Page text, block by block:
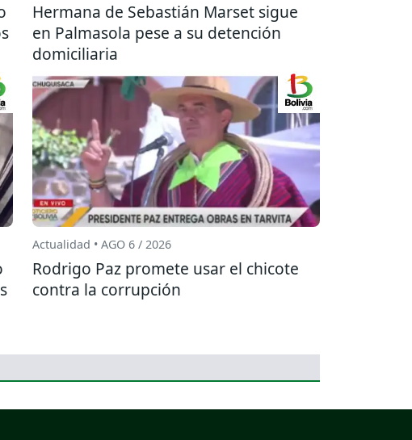
Hermana de Sebastián Marset sigue
en Palmasola pese a su detención
domiciliaria
Actualidad • AGO 6 / 2026
Rodrigo Paz promete usar el chicote
contra la corrupción